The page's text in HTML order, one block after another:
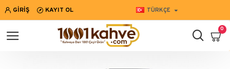
GIRIŞ KAYIT OL TÜRKÇE
0